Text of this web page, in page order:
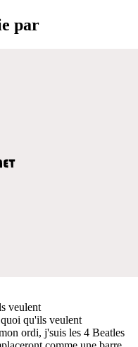
par
veulent
quoi qu'ils veulent
ordi, j'suis les 4 Beatles